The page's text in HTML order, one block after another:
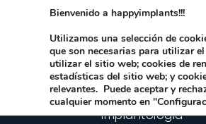
Dirección:
Implantologia
Bienvenido a happyimplants!!!
Utilizamos una selección de
que son necesarias para utilizar
utilizar el sitio web; cookies de
estadísticas del sitio web; y
relevantes. Puede aceptar y
cualquier momento en